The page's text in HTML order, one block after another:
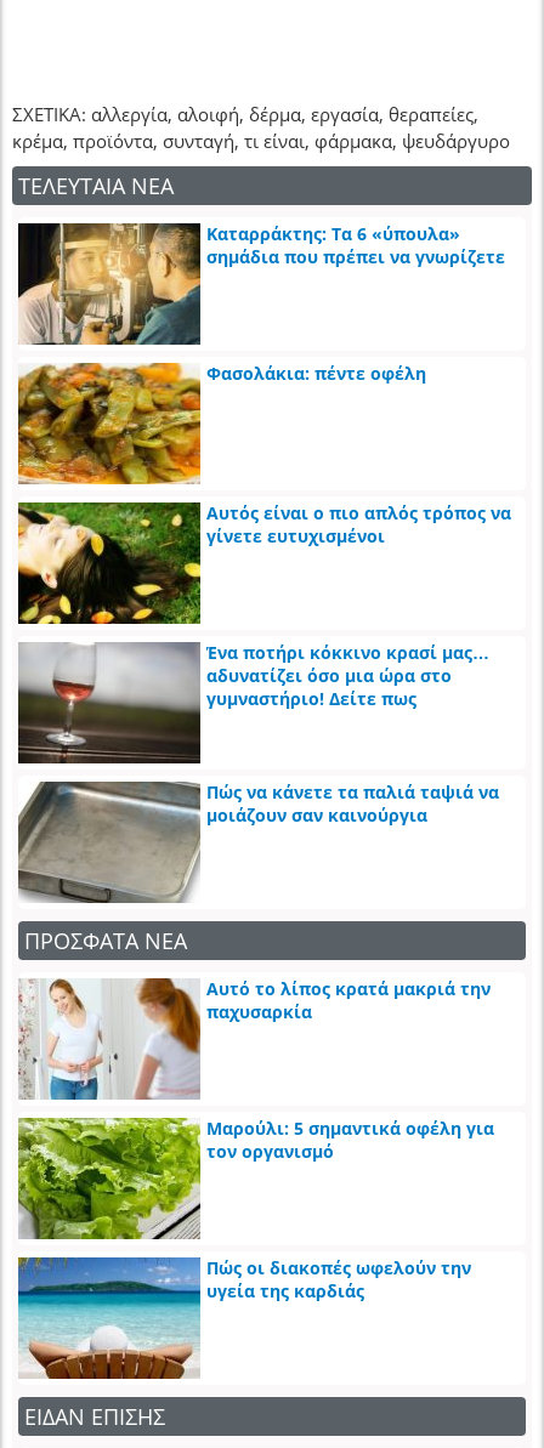
ΣΧΕΤΙΚΑ: αλλεργία, αλοιφή, δέρμα, εργασία, θεραπείες,
κρέμα, προϊόντα, συνταγή, τι είναι, φάρμακα, ψευδάργυρο
ΤΕΛΕΥΤΑΙΑ ΝΕΑ
Καταρράκτης: Τα 6 «ύπουλα»
σημάδια που πρέπει να γνωρίζετε
Φασολάκια: πέντε οφέλη
Αυτός είναι ο πιο απλός τρόπος να
γίνετε ευτυχισμένοι
Ένα ποτήρι κόκκινο κρασί μας…
αδυνατίζει όσο μια ώρα στο
γυμναστήριο! Δείτε πως
Πώς να κάνετε τα παλιά ταψιά να
μοιάζουν σαν καινούργια
ΠΡΟΣΦΑΤΑ ΝΕΑ
Αυτό το λίπος κρατά μακριά την
παχυσαρκία
Μαρούλι: 5 σημαντικά οφέλη για
τον οργανισμό
Πώς οι διακοπές ωφελούν την
υγεία της καρδιάς
ΕΙΔΑΝ ΕΠΙΣΗΣ